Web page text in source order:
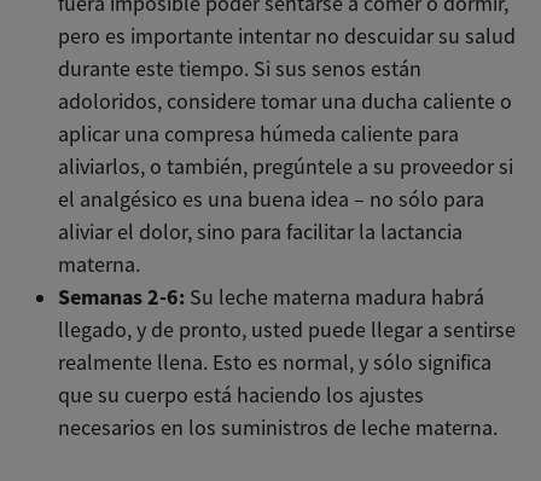
pero es importante intentar no descuidar su salud
durante este tiempo. Si sus senos están
adoloridos, considere tomar una ducha caliente o
aplicar una compresa húmeda caliente para
aliviarlos, o también, pregúntele a su proveedor si
el analgésico es una buena idea – no sólo para
aliviar el dolor, sino para facilitar la lactancia
materna.
Semanas 2-6: Su leche materna madura habrá
llegado, y de pronto, usted puede llegar a sentirse
realmente llena. Esto es normal, y sólo significa
que su cuerpo está haciendo los ajustes
necesarios en los suministros de leche materna.